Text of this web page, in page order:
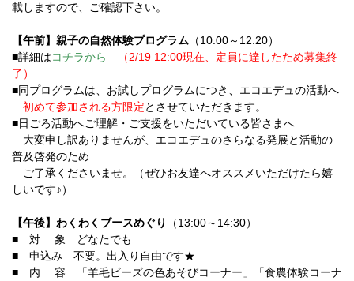
載しますので、ご確認下さい。
【午前】親子の自然体験プログラム （10:00～12:20）
■詳細はコチラから
（2/19 12:00現在、定員に達したため募集終
了）
■同プログラムは、お試しプログラムにつき、エコエデュの活動へ
初めて参加される方限定とさせていただきます。
■日ごろ活動へご理解・ご支援をいただいている皆さまへ
大変申し訳ありませんが、エコエデュのさらなる発展と活動の
普及啓発のため
ご了承くださいませ。（ぜひお友達へオススメいただけたら嬉
しいです♪）
【午後】わくわくブースめぐり
（13:00～14:30）
■ 対 象 どなたでも
■ 申込み 不要。出入り自由です★
■ 内 容 「羊毛ビーズの色あそびコーナー」「食農体験コーナ